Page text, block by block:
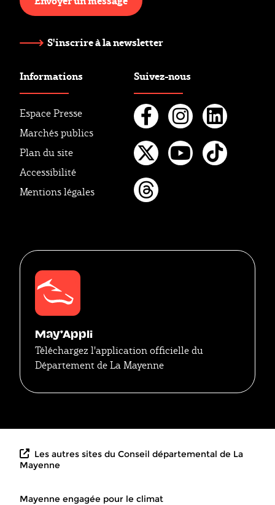
S'inscrire à la newsletter
Informations
Espace Presse
Marchés publics
Plan du site
Accessibilité
Mentions légales
Suivez-nous
Facebook
Twitter
May'Appli
Téléchargez l'application officielle du
Département de La Mayenne
Les autres sites du Conseil départemental de La
Mayenne
Mayenne engagée pour le climat